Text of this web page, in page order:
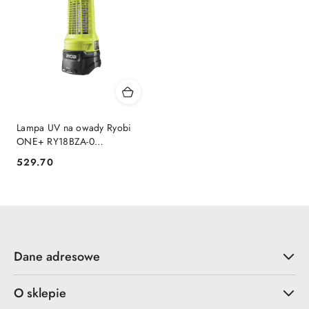
Lampa UV na owady Ryobi
ONE+ RY18BZA-0
Owadobójcza Akumulatorowa
RY18BZA-0
Cena:
529.70
Dane adresowe
O sklepie